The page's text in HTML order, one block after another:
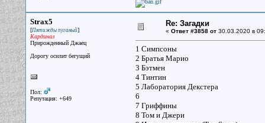
Strax5
[Пятижды пуганый]
Кардинал
Прирожденный Джаец
Дорогу осилит бегущий
Пол:
Репутация: +649
Re: Загадки
« Ответ #3858 от30.03.2020 в
1 Симпсоны
2 Братья Марио
3 Бэтмен
4 Тинтин
5 Лаборатория Декстера
6
7 Гриффины
8 Том и Джери